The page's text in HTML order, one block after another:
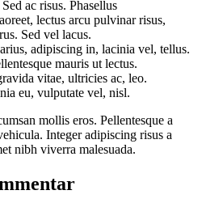
ac risus. Phasellus
lectus arcu pulvinar risus,
Sed vel lacus.
adipiscing in, lacinia vel, tellus.
mauris ut lectus.
vitae, ultricies ac, leo.
eu, vulputate vel, nisl.
mollis eros. Pellentesque a
Integer adipiscing risus a
nibh viverra malesuada.